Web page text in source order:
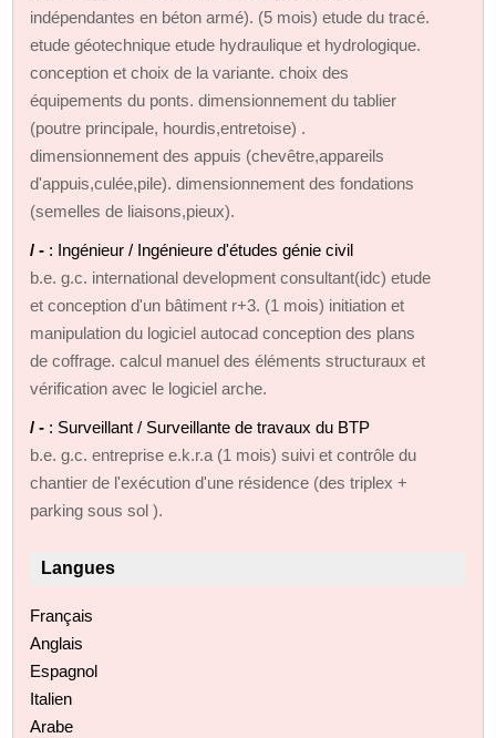
indépendantes en béton armé). (5 mois) etude du tracé.
etude géotechnique etude hydraulique et hydrologique.
conception et choix de la variante. choix des
équipements du ponts. dimensionnement du tablier
(poutre principale, hourdis,entretoise) .
dimensionnement des appuis (chevêtre,appareils
d'appuis,culée,pile). dimensionnement des fondations
(semelles de liaisons,pieux).
/ - : Ingénieur / Ingénieure d'études génie civil
b.e. g.c. international development consultant(idc) etude
et conception d'un bâtiment r+3. (1 mois) initiation et
manipulation du logiciel autocad conception des plans
de coffrage. calcul manuel des éléments structuraux et
vérification avec le logiciel arche.
/ - : Surveillant / Surveillante de travaux du BTP
b.e. g.c. entreprise e.k.r.a (1 mois) suivi et contrôle du
chantier de l'exécution d'une résidence (des triplex +
parking sous sol ).
Langues
Français
Anglais
Espagnol
Italien
Arabe